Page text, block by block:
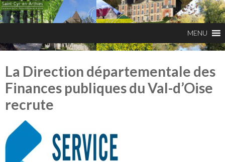
La Direction départementale des
Finances publiques du Val-d’Oise
recrute